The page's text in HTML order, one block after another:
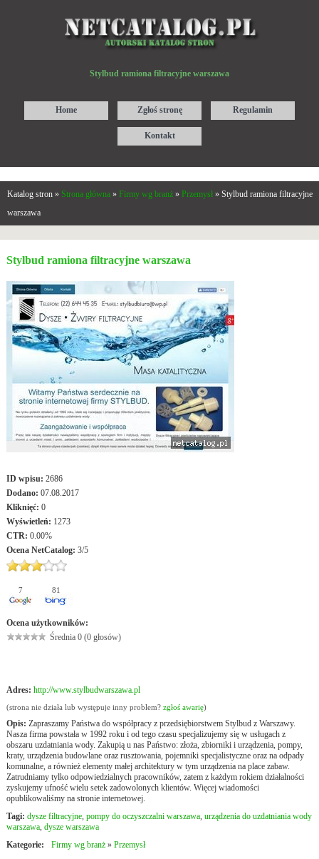
Stylbud ramiona filtracyjne warszawa
Home Zgłoś stronę Regulamin
Kontakt
Katalog stron » Strona główna » Firmy wg branż » Przemysł » Stylbud ramiona filtracyjne
warszawa
Stylbud ramiona filtracyjne warszawa
ID wpisu: 2686
Dodano: 07.08.2017
Kliknięć: 0
Wyświetleń: 1273
CTR: 0.00%
Ocena NetCatalog: 3/5
7 81
Ocena użytkowników:
Średnia 0 (0 głosów)
Adres: http://www.stylbudwarszawa.pl
(strona nie działa lub występuje inny problem? zgłoś awarię)
Opis: Zapraszamy Państwa do współpracy z przedsiębiorstwem Stylbud z Warszawy.
Nasza firma powstała w 1992 roku i od tego czasu specjalizujemy się w usługach z
obszaru uzdatniania wody. Zakupią u nas Państwo: złoża, zbiorniki i urządzenia, pompy,
kraty, urządzenia budowlane oraz rusztowania, pojemniki specjalistyczne oraz na odpady
komunalne, a również elementy małej architektury w tym urządzenia na place zabaw.
Zatrudniamy tylko odpowiedzialnych pracowników, zatem z każdym rokiem działalności
zyskujemy ufność wielu setek zadowolonych klientów. Więcej wiadomości
opublikowaliśmy na stronie internetowej.
Tagi: dysze filtracyjne, pompy do oczyszczalni warszawa, urządzenia do uzdatniania wody
warszawa, dysze warszawa
Kategorie:
Firmy wg branż» Przemysł